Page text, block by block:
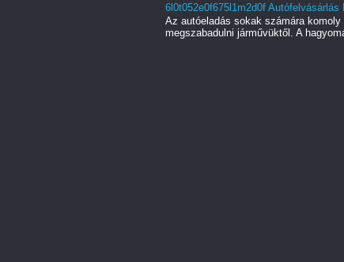
6l0t052e0f675l1m2d0f
Az autóeladás sokak számára
megszabadulni járművüktől. A